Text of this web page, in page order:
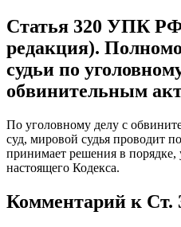
Статья 320 УПК
редакция).
судьи по
обвинительным
По уголовному делу с
суд, мировой судья проводит
принимает решения в порядке,
настоящего Кодекса.
Комментарий к